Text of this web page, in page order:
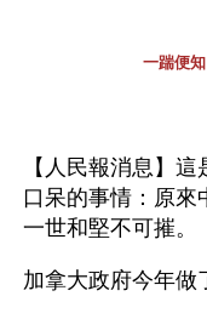
一踹便
【人民報消息】
口呆的事情：原來
一世和堅不可摧。
加拿大政府今年做